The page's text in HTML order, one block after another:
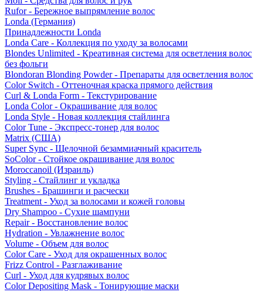
Rufor - Бережное выпрямление волос
Londa (Германия)
Принадлежности Londa
Londa Care - Коллекция по уходу за волосами
Blondes Unlimited - Креативная система для осветления волос
без фольги
Blondoran Blonding Powder - Препараты для осветления волос
Color Switch - Оттеночная краска прямого действия
Curl & Londa Form - Текстурирование
Londa Color - Окрашивание для волос
Londa Style - Новая коллекция стайлинга
Color Tune - Экспресс-тонер для волос
Matrix (США)
Super Sync - Щелочной безаммиачный краситель
SoColor - Стойкое окрашивание для волос
Moroccanoil (Израиль)
Styling - Стайлинг и укладка
Brushes - Брашинги и расчески
Treatment - Уход за волосами и кожей головы
Dry Shampoo - Сухие шампуни
Repair - Восстановление волос
Hydration - Увлажнение волос
Volume - Объем для волос
Color Care - Уход для окрашенных волос
Frizz Control - Разглаживание
Curl - Уход для кудрявых волос
Color Depositing Mask - Тонирующие маски